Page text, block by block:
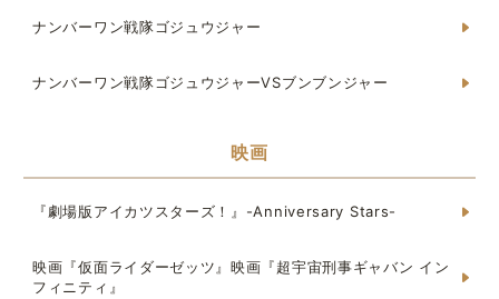
ナンバーワン戦隊ゴジュウジャー
ナンバーワン戦隊ゴジュウジャーVSブンブンジャー
映画
『劇場版アイカツスターズ！』-Anniversary Stars-
映画『仮面ライダーゼッツ』映画『超宇宙刑事ギャバン イン
フィニティ』